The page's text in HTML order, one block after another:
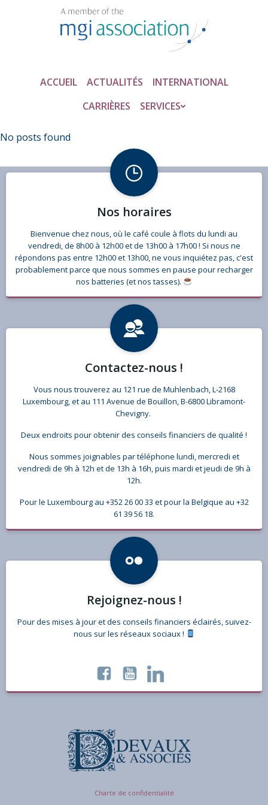
au
contenu
ACCUEIL ACTUALITÉS
INTERNATIONAL
CARRIÈRES
SERVICES
No posts found
Nos horaires
Bienvenue chez nous, où le café coule à flots du lundi au
vendredi, de 8h00 à 12h00 et de 13h00 à 17h00 ! Si nous ne
répondons pas entre 12h00 et 13h00, ne vous inquiétez pas, c'est
probablement parce que nous sommes en pause pour recharger
nos batteries (et nos tasses).
Contactez-nous !
Vous nous trouverez au 121 rue de Muhlenbach, L-2168
Luxembourg, et au 111 Avenue de Bouillon, B-6800 Libramont-
Chevigny.
Deux endroits pour obtenir des conseils financiers de qualité !
Nous sommes joignables par téléphone lundi, mercredi et
vendredi de 9h à 12h et de 13h à 16h, puis mardi et jeudi de 9h à
12h.
Pour le Luxembourg au +352 26 00 33 et pour la Belgique au +32
61 39 56 18.
Rejoignez-nous !
Pour des mises à jour et des conseils financiers éclairés, suivez-
nous sur les réseaux sociaux !
Charte de confidentialité